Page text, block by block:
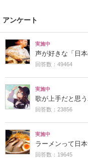
アンケート
実施中
声が好きな「日
回答数：49464
実施中
歌が上手だと思
回答数：23856
実施中
ラーメンって日
回答数：19645